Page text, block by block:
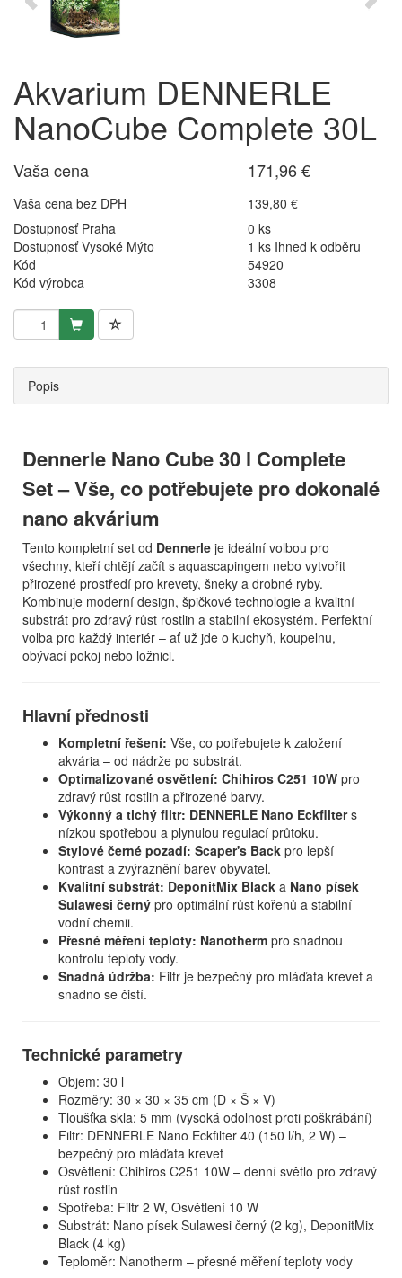
Akvarium DENNERLE
NanoCube Complete 30L
Vaša cena 171,96 €
Vaša cena bez DPH
139,80 €
Dostupnosť Praha
0 ks
Dostupnosť Vysoké Mýto
1 ks Ihned k odběru
Kód
54920
Kód výrobca
3308
Popis
Dennerle Nano Cube 30 l Complete
Set – Vše, co potřebujete pro dokonalé
nano akvárium
Tento kompletní set od Dennerle je ideální volbou pro
všechny, kteří chtějí začít s aquascapingem nebo vytvořit
přirozené prostředí pro krevety, šneky a drobné ryby.
Kombinuje moderní design, špičkové technologie a kvalitní
substrát pro zdravý růst rostlin a stabilní ekosystém. Perfektní
volba pro každý interiér – ať už jde o kuchyň, koupelnu,
obývací pokoj nebo ložnici.
Hlavní přednosti
Kompletní řešení: Vše, co potřebujete k založení
akvária – od nádrže po substrát.
Optimalizované osvětlení: Chihiros C251 10W pro
zdravý růst rostlin a přirozené barvy.
Výkonný a tichý filtr: DENNERLE Nano Eckfilters
nízkou spotřebou a plynulou regulací průtoku.
Stylové černé pozadí: Scaper's Back pro lepší
kontrast a zvýraznění barev obyvatel.
Kvalitní substrát: DeponitMix Black a Nano písek
Sulawesi černý pro optimální růst kořenů a stabilní
vodní chemii.
Přesné měření teploty: Nanotherm pro snadnou
kontrolu teploty vody.
Snadná údržba: Filtr je bezpečný pro mláďata krevet a
snadno se čistí.
Technické parametry
Objem: 30 l
Rozměry: 30 × 30 × 35 cm (D × Š × V)
Tloušťka skla: 5 mm (vysoká odolnost proti poškrábání)
Filtr: DENNERLE Nano Eckfilter 40 (150 l/h, 2 W) –
bezpečný pro mláďata krevet
Osvětlení: Chihiros C251 10W – denní světlo pro zdravý
růst rostlin
Spotřeba: Filtr 2 W, Osvětlení 10 W
Substrát: Nano písek Sulawesi černý (2 kg), DeponitMix
Black (4 kg)
Teploměr: Nanotherm – přesné měření teploty vody